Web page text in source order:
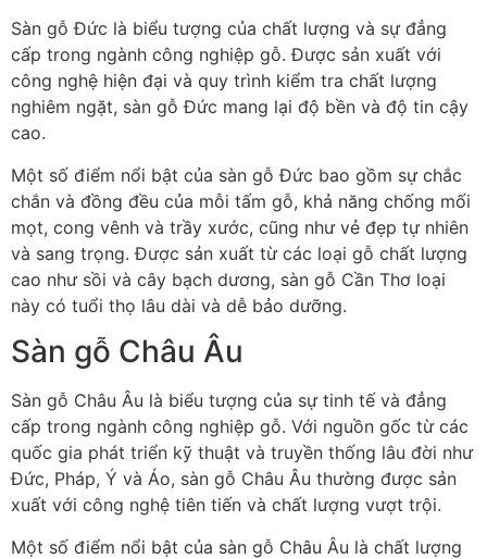
Sàn gỗ Đức là biểu tượng của chất lượng và sự đẳng
cấp trong ngành công nghiệp gỗ. Được sản xuất với
công nghệ hiện đại và quy trình kiểm tra chất lượng
nghiêm ngặt, sàn gỗ Đức mang lại độ bền và độ tin cậy
cao.
Một số điểm nổi bật của sàn gỗ Đức bao gồm sự chắc
chắn và đồng đều của mỗi tấm gỗ, khả năng chống mối
mọt, cong vênh và trầy xước, cũng như vẻ đẹp tự nhiên
và sang trọng. Được sản xuất từ các loại gỗ chất lượng
cao như sồi và cây bạch dương, sàn gỗ Cần Thơ loại
này có tuổi thọ lâu dài và dễ bảo dưỡng.
Sàn gỗ Châu Âu
Sàn gỗ Châu Âu là biểu tượng của sự tinh tế và đẳng
cấp trong ngành công nghiệp gỗ. Với nguồn gốc từ các
quốc gia phát triển kỹ thuật và truyền thống lâu đời như
Đức, Pháp, Ý và Áo, sàn gỗ Châu Âu thường được sản
xuất với công nghệ tiên tiến và chất lượng vượt trội.
Một số điểm nổi bật của sàn gỗ Châu Âu là chất lượng